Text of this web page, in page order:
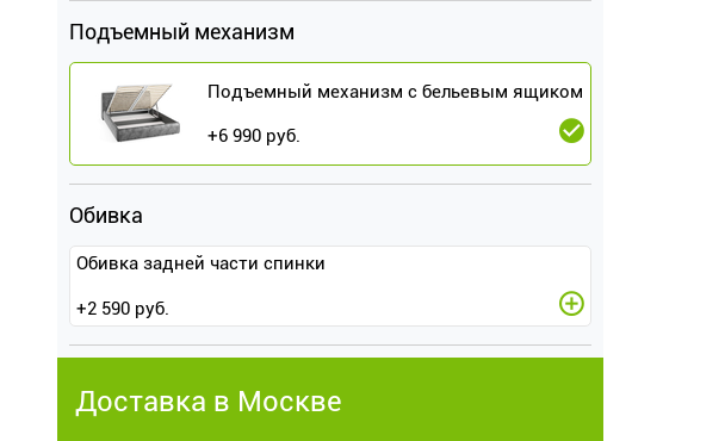
Подъемный механизм
Подъемный механизм с бельевым ящиком
+6 990 руб.
Обивка
Обивка задней части спинки
+2 590 руб.
Доставка в Москве